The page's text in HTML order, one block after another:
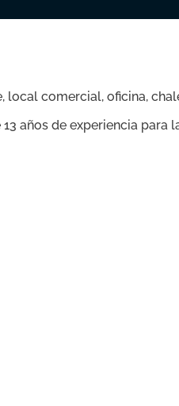
local comercial, oficina,
años de experiencia para